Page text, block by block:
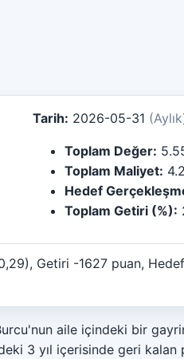
Tarih: 2026-05-31
Toplam Değer:
Toplam Maliyet:
Hedef
Toplam Getiri (%):
Getiri -1627 puan,
aile içindeki bir
3 yıl içerisinde geri